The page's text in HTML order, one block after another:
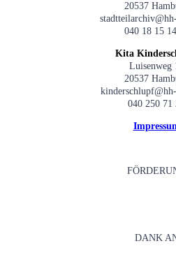
20537
040 18 15
Kita
Luisenweg
20537
040 250 71
DANK